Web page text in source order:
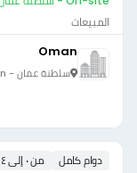
المبيعات
Oman
سلطنة عمان - Oman
دوام كامل من ٠ إلى ٤ سنة